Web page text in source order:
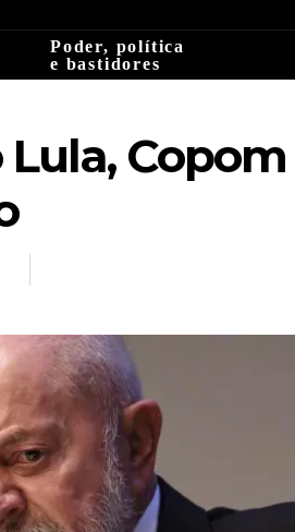
Poder, política
e bastidores
Lula,